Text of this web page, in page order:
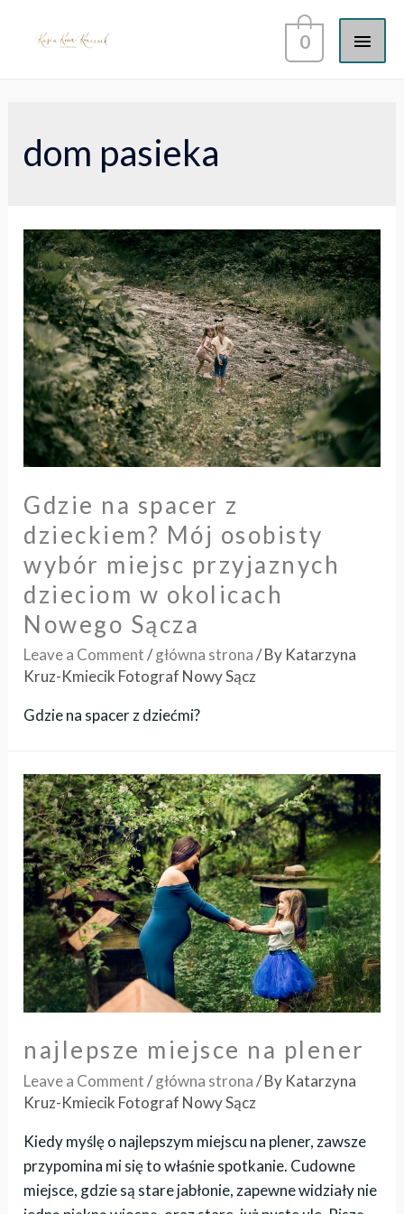
0
dom pasieka
Gdzie na spacer z
dzieckiem? Mój osobisty
wybór miejsc przyjaznych
dzieciom w okolicach
Nowego Sącza
Leave a Comment/główna strona/ By Katarzyna
Kruz-Kmiecik Fotograf Nowy Sącz
Gdzie na spacer z dziećmi?
najlepsze miejsce na plener
Leave a Comment/główna strona/ By Katarzyna
Kruz-Kmiecik Fotograf Nowy Sącz
Kiedy myślę o najlepszym miejscu na plener, zawsze
przypomina mi się to właśnie spotkanie. Cudowne
miejsce, gdzie są stare jabłonie, zapewne widziały nie